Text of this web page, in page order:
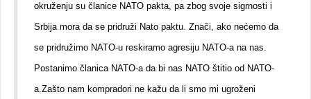
okruženju su članice NATO pakta, pa zbog svoje sigrnosti i
Srbija mora da se pridruži Nato paktu. Znači, ako nećemo da
se pridružimo NATO-u reskiramo agresiju NATO-a na nas.
Postanimo članica NATO-a da bi nas NATO štitio od NATO-
a.Zašto nam kompradori ne kažu da li smo mi ugroženi